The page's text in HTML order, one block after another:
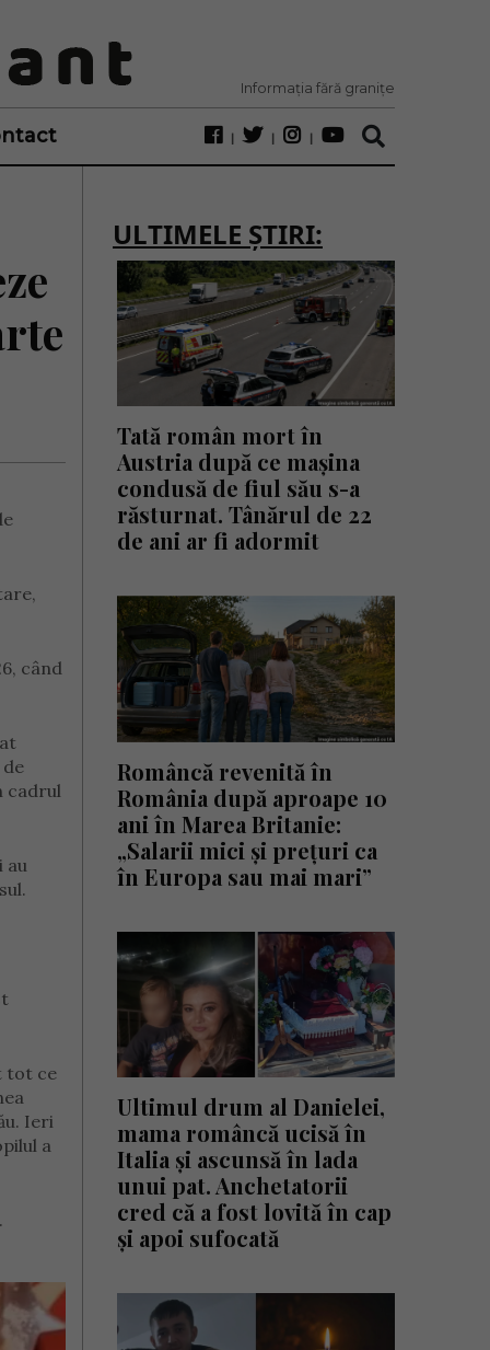
Informația fără granițe
când
cadrul
au
tot ce
Ieri
a
ULTIMELE ȘTIRI:
Tată român mort în
Austria după ce mașina
condusă de fiul său s-a
răsturnat. Tânărul de 22
de ani ar fi adormit
Româncă revenită în
România după aproape 10
ani în Marea Britanie:
„Salarii mici și prețuri ca
în Europa sau mai mari”
Ultimul drum al Danielei,
mama româncă ucisă în
Italia și ascunsă în lada
unui pat. Anchetatorii
cred că a fost lovită în cap
și apoi sufocată